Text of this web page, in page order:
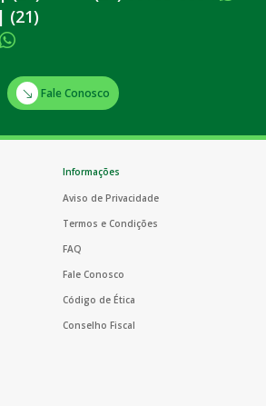
| (21)
Fale Conosco
Informações
Aviso de Privacidade
Termos e Condições
FAQ
Fale Conosco
Código de Ética
Conselho Fiscal